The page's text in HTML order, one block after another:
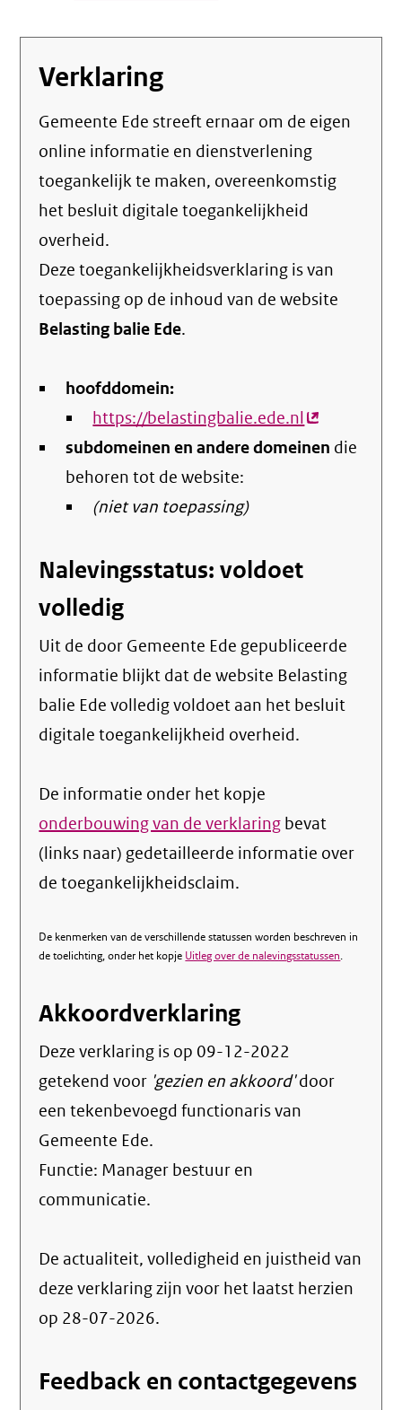
Verklaring
Gemeente Ede streeft ernaar om de eigen
online informatie en dienstverlening
toegankelijk te maken, overeenkomstig
het besluit digitale toegankelijkheid
overheid.
Deze toegankelijkheidsverklaring is van
toepassing op de inhoud van de website
Belasting balie Ede.
hoofddomein:
https://belastingbalie.ede.nl(externe
link)
subdomeinen en andere domeinen die
behoren tot de website:
(niet van toepassing)
Nalevingsstatus: voldoet
volledig
Uit de door Gemeente Ede gepubliceerde
informatie blijkt dat de website Belasting
balie Ede volledig voldoet aan het besluit
digitale toegankelijkheid overheid.
De informatie onder het kopje
onderbouwing van de verklaring bevat
(links naar) gedetailleerde informatie over
de toegankelijkheidsclaim.
De kenmerken van de verschillende statussen worden beschreven in
de toelichting, onder het kopje Uitleg over de nalevingsstatussen.
Akkoordverklaring
Deze verklaring is op 09-12-2022
getekend voor 'gezien en akkoord'door
een tekenbevoegd functionaris van
Gemeente Ede.
Functie: Manager bestuur en
communicatie.
De actualiteit, volledigheid en juistheid van
deze verklaring zijn voor het laatst herzien
op 28-07-2026.
Feedback en contactgegevens